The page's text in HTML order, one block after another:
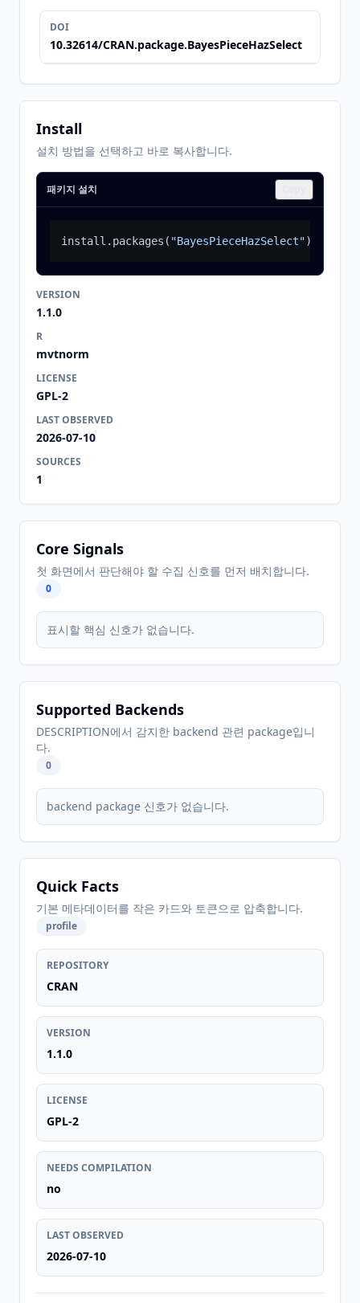
DOI
10.32614/CRAN.package.BayesPieceHazSelect
Install
설치 방법을 선택하고 바로 복사합니다.
패키지 설치
install.packages ( "BayesPieceHazSelect")
VERSION
1.1.0
R
mvtnorm
LICENSE
GPL-2
LAST OBSERVED
2026-07-10
SOURCES
1
Core Signals
첫 화면에서 판단해야 할 수집 신호를 먼저 배치합니다.
0
표시할 핵심 신호가 없습니다.
Supported Backends
DESCRIPTION에서 감지한 backend 관련 package입니
다.
0
backend package 신호가 없습니다.
Quick Facts
기본 메타데이터를 작은 카드와 토큰으로 압축합니다.
profile
REPOSITORY
CRAN
VERSION
1.1.0
LICENSE
GPL-2
NEEDS COMPILATION
no
LAST OBSERVED
2026-07-10